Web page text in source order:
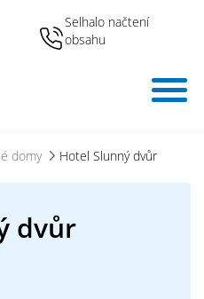
Selhalo načtení
obsahu
domy Hotel Slunný dvůr
dvůr